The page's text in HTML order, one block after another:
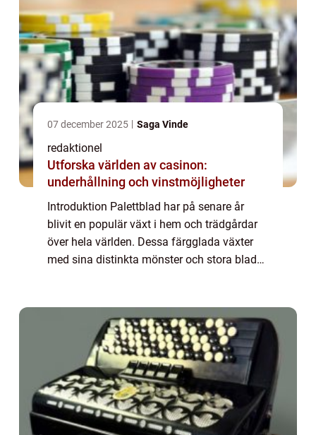
07 december 2025 Saga Vinde
redaktionel
Utforska världen av casinon:
underhållning och vinstmöjligheter
Introduktion Palettblad har på senare år
blivit en populär växt i hem och trädgårdar
över hela världen. Dessa färgglada växter
med sina distinkta mönster och stora blad